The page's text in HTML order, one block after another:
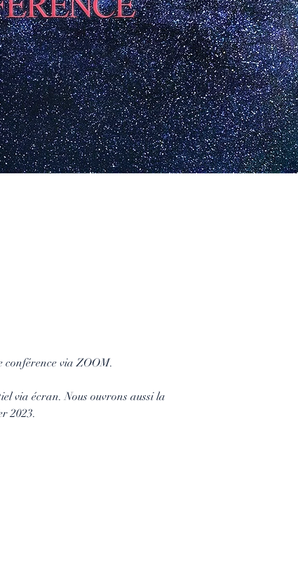
conférence via ZOOM.
via écran. Nous ouvrons aussi la
2023.